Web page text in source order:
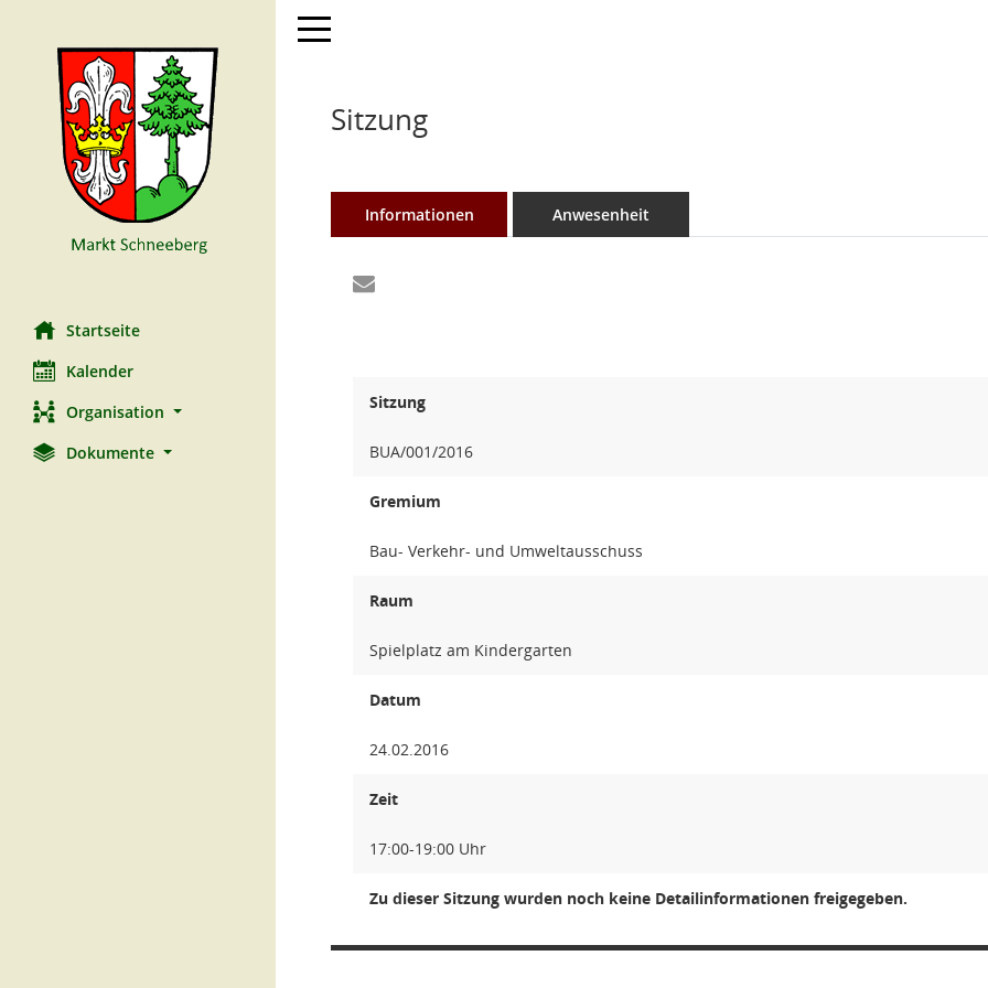
Startseite
Kalender
Organisation
Dokumente
Toggle navigation
Sitzung
Informationen Anwesenheit
Sitzung
BUA/001/2016
Gremium
Bau- Verkehr- und Umweltausschuss
Raum
Spielplatz am Kindergarten
Datum
24.02.2016
Zeit
17:00-19:00 Uhr
Zu dieser Sitzung wurden noch keine Detailinformationen freigegeben.